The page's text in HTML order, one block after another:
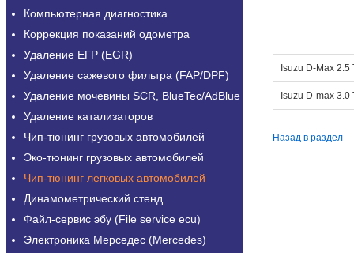
Компьютерная диагностика
Коррекция показаний одометра
Удаление ЕГР (EGR)
Удаление сажевого фильтра (FAP/DPF)
Удаление мочевины SCR, BlueTec/AdBlue
Удаление катализаторов
Чип-тюнинг грузовых автомобилей
Эко-тюнинг грузовых автомобилей
Чип-тюнинг легковых автомобилей
Динамометрический стенд
Файл-сервис эбу (File service ecu)
Электроника Мерседес (Mercedes)
Isuzu D-Max 2.5
Isuzu D-max 3.0
Назад в раздел